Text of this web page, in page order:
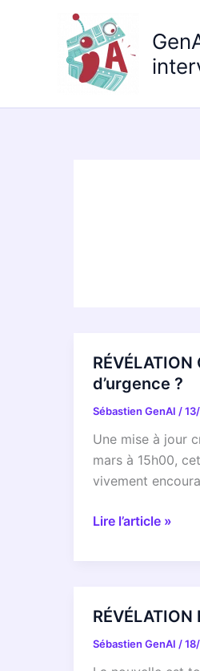
d’urgence ?
Sébastien GenAI /
Une mise à jour
mars à 15h00,
vivement
RÉVÉLATION
secret
du
WiFi
invité
Lire l’article »
Sébastien GenAI /